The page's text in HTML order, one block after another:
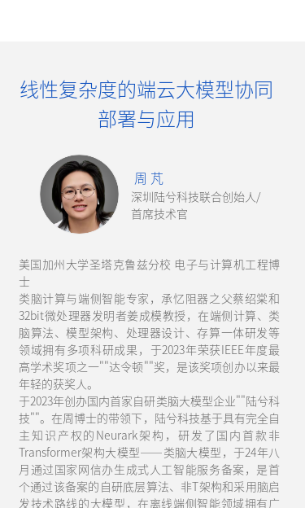
周 芃
深圳陆兮科技联合创始人/
首席技术官
美国加州大学圣塔克鲁兹分校 电子与计算机工程博
士
类脑计算与端侧智能专家，承忆阻器之父蔡绍棠和
32bit微处理器发明者姜成模教授，在端侧计算、类
脑算法、模型架构、处理器设计、存算一体研发等
领域拥有多项科研成果，于2023年荣获IEEE年度最
高学术奖项之一""达令顿""奖，是该奖项创办以来最
年轻的获奖人。
于2023年创办国内首家自研类脑大模型企业""陆兮科
技""。在周博士的带领下，陆兮科技基于具有完全自
主知识产权的Neurark架构，研发了国内首款非
Transformer架构大模型——类脑大模型，于24年八
月通过国家网信办生成式人工智能服务备案，是首
个通过该备案的自研底层算法、非T架构和采用脑启
发技术路线的大模型，在离线端侧智能领域拥有广
线性复杂度的端云大模型协同
部署与应用